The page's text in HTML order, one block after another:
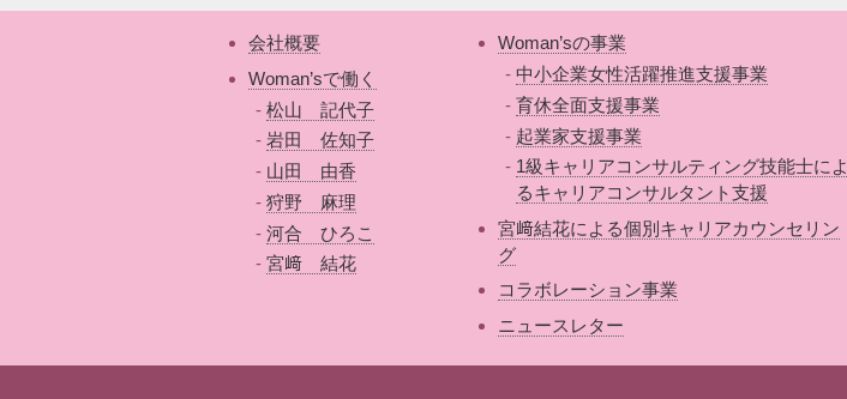
会社概要
Woman’sで働く
松山 記代子
岩田 佐知子
山田 由香
狩野 麻理
河合 ひろこ
宮﨑 結花
Woman’sの事業
中小企業女性活躍推進支援事業
育休全面支援事業
起業家支援事業
1級キャリアコンサルティング技能士によ
るキャリアコンサルタント支援
宮﨑結花による個別キャリアカウンセリン
グ
コラボレーション事業
ニュースレター